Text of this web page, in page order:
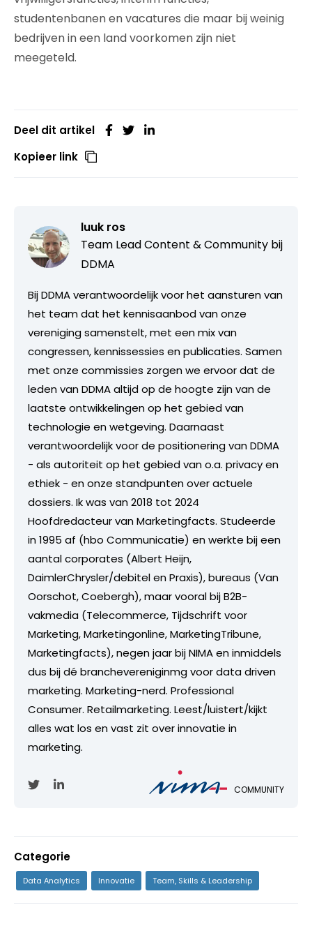
studentenbanen en vacatures die maar bij weinig
bedrijven in een land voorkomen zijn niet
meegeteld.
Deel dit artikel
Kopieer link
luuk ros
Team Lead Content & Community bij
DDMA
Bij DDMA verantwoordelijk voor het aansturen van
het team dat het kennisaanbod van onze
vereniging samenstelt, met een mix van
congressen, kennissessies en publicaties. Samen
met onze commissies zorgen we ervoor dat de
leden van DDMA altijd op de hoogte zijn van de
laatste ontwikkelingen op het gebied van
technologie en wetgeving. Daarnaast
verantwoordelijk voor de positionering van DDMA
- als autoriteit op het gebied van o.a. privacy en
ethiek - en onze standpunten over actuele
dossiers. Ik was van 2018 tot 2024
Hoofdredacteur van Marketingfacts. Studeerde
in 1995 af (hbo Communicatie) en werkte bij een
aantal corporates (Albert Heijn,
DaimlerChrysler/debitel en Praxis), bureaus (Van
Oorschot, Coebergh), maar vooral bij B2B-
vakmedia (Telecommerce, Tijdschrift voor
Marketing, Marketingonline, MarketingTribune,
Marketingfacts), negen jaar bij NIMA en inmiddels
dus bij dé branchevereniginmg voor data driven
marketing. Marketing-nerd. Professional
Consumer. Retailmarketing. Leest/luistert/kijkt
alles wat los en vast zit over innovatie in
marketing.
COMMUNITY
Categorie
Data Analytics Innovatie Team, Skills & Leadership